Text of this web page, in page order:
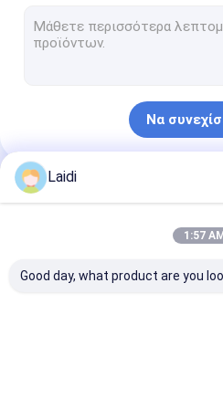
Πλέγμα σχοινιών καλωδίων
Πίνακα φράχτη βοοειδών
Φράχτης ασφαλείας V Mesh
Να
Οι Κατηγορίες Μας
Laidi
1:57 AM
Good day, what product are you